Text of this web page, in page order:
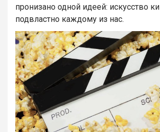
пронизано одной идеей: искусство
подвластно каждому из нас.